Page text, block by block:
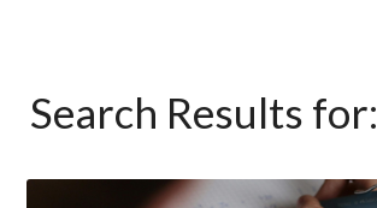
Search Results for: